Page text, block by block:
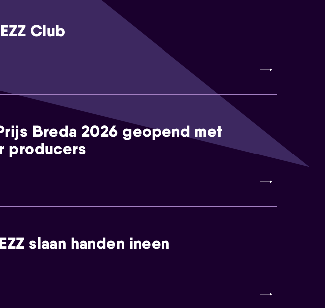
Club
Breda 2026 geopend met
producers
slaan handen ineen